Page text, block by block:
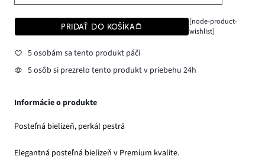
PRIDAŤ DO KOŠÍKA
[node-product-
wishlist]
5 osobám sa tento produkt páči
5 osôb si prezrelo tento produkt v priebehu 24h
Informácie o produkte
Posteľná bielizeň, perkál pestrá
Elegantná posteľná bielizeň v Premium kvalite.